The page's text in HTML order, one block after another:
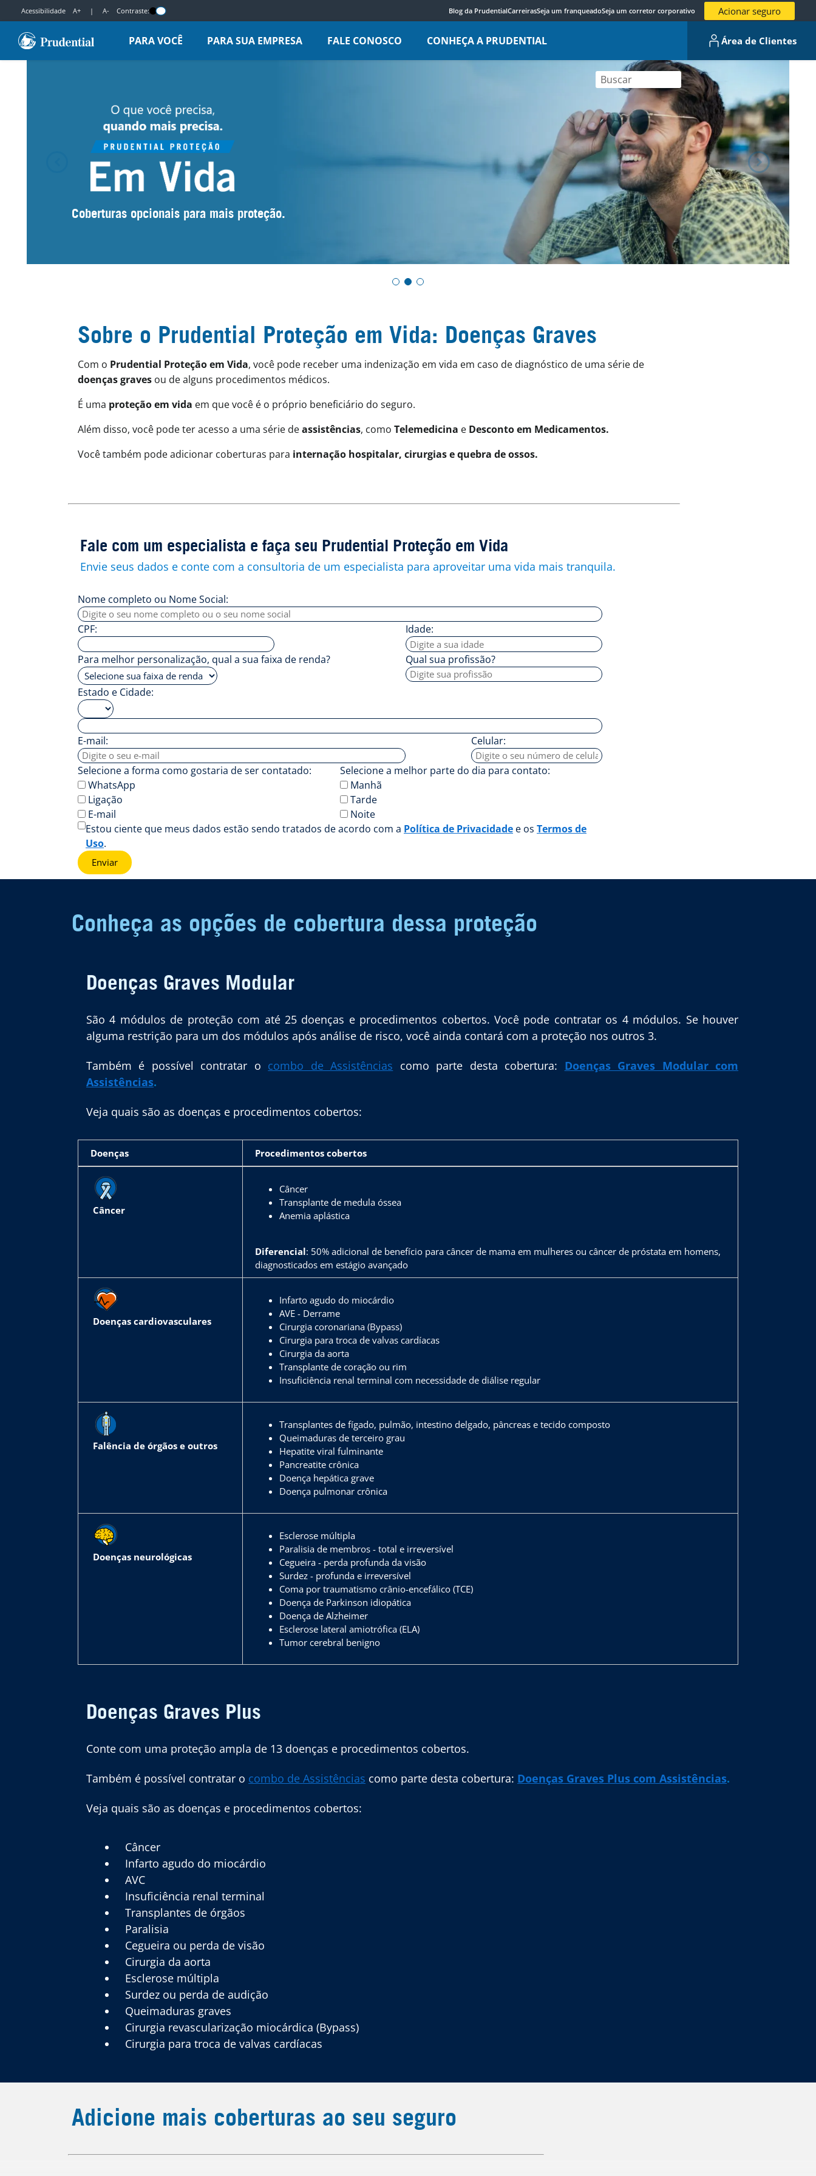
Acessibilidade A+ | A- Contraste: Blog da PrudentialCarreirasSeja um franqueadoSeja um corretor corporativo Acionar seguro
PARA VOCÊ PARA SUA EMPRESA FALE CONOSCO CONHEÇA A PRUDENTIAL Área de Clientes
Coberturas opcionais para mais proteção.
Sobre o Prudential Proteção em Vida: Doenças Graves
Com o Prudential Proteção em Vida, você pode receber uma indenização em vida em caso de diagnóstico de uma série de
doenças graves ou de alguns procedimentos médicos.
É uma proteção em vida em que você é o próprio beneficiário do seguro.
Além disso, você pode ter acesso a uma série deassistências, como Telemedicina e Desconto em Medicamentos.
Você também pode adicionar coberturas para internação hospitalar, cirurgias e quebra de ossos.
Fale com um especialista e faça seu Prudential Proteção em Vida
Envie seus dados e conte com a consultoria de um especialista para aproveitar uma vida mais tranquila.
Nome completo ou Nome Social:
CPF: Idade:
Para melhor personalização, qual a sua faixa de renda? Qual sua profissão?
Estado e Cidade:
E-mail: Celular:
Selecione a forma como gostaria de ser contatado:
WhatsApp
Ligação
E-mail
Selecione a melhor parte do dia para contato:
Manhã
Tarde
Noite
Estou ciente que meus dados estão sendo tratados de acordo com a Política de Privacidade e os Termos de
Uso.
Enviar
Conheça as opções de cobertura dessa proteção
Doenças Graves Modular
São 4 módulos de proteção com até 25 doenças e procedimentos cobertos. Você pode contratar os 4 módulos. Se houver
alguma restrição para um dos módulos após análise de risco, você ainda contará com a proteção nos outros 3.
Também é possível contratar o combo de Assistências como parte desta cobertura: Doenças Graves Modular com
Assistências.
Veja quais são as doenças e procedimentos cobertos:
Doenças Procedimentos cobertos
Câncer
Câncer
Transplante de medula óssea
Anemia aplástica
Diferencial: 50% adicional de benefício para câncer de mama em mulheres ou câncer de próstata em homens,
diagnosticados em estágio avançado
Doenças cardiovasculares
Infarto agudo do miocárdio
AVE - Derrame
Cirurgia coronariana (Bypass)
Cirurgia para troca de valvas cardíacas
Cirurgia da aorta
Transplante de coração ou rim
Insuficiência renal terminal com necessidade de diálise regular
Falência de órgãos e outros
Transplantes de fígado, pulmão, intestino delgado, pâncreas e tecido composto
Queimaduras de terceiro grau
Hepatite viral fulminante
Pancreatite crônica
Doença hepática grave
Doença pulmonar crônica
Doenças neurológicas
Esclerose múltipla
Paralisia de membros - total e irreversível
Cegueira - perda profunda da visão
Surdez - profunda e irreversível
Coma por traumatismo crânio-encefálico (TCE)
Doença de Parkinson idiopática
Doença de Alzheimer
Esclerose lateral amiotrófica (ELA)
Tumor cerebral benigno
Doenças Graves Plus
Conte com uma proteção ampla de 13 doenças e procedimentos cobertos.
Também é possível contratar o combo de Assistências como parte desta cobertura: Doenças Graves Plus com Assistências.
Veja quais são as doenças e procedimentos cobertos:
Câncer
Infarto agudo do miocárdio
AVC
Insuficiência renal terminal
Transplantes de órgãos
Paralisia
Cegueira ou perda de visão
Cirurgia da aorta
Esclerose múltipla
Surdez ou perda de audição
Queimaduras graves
Cirurgia revascularização miocárdica (Bypass)
Cirurgia para troca de valvas cardíacas
Adicione mais coberturas ao seu seguro